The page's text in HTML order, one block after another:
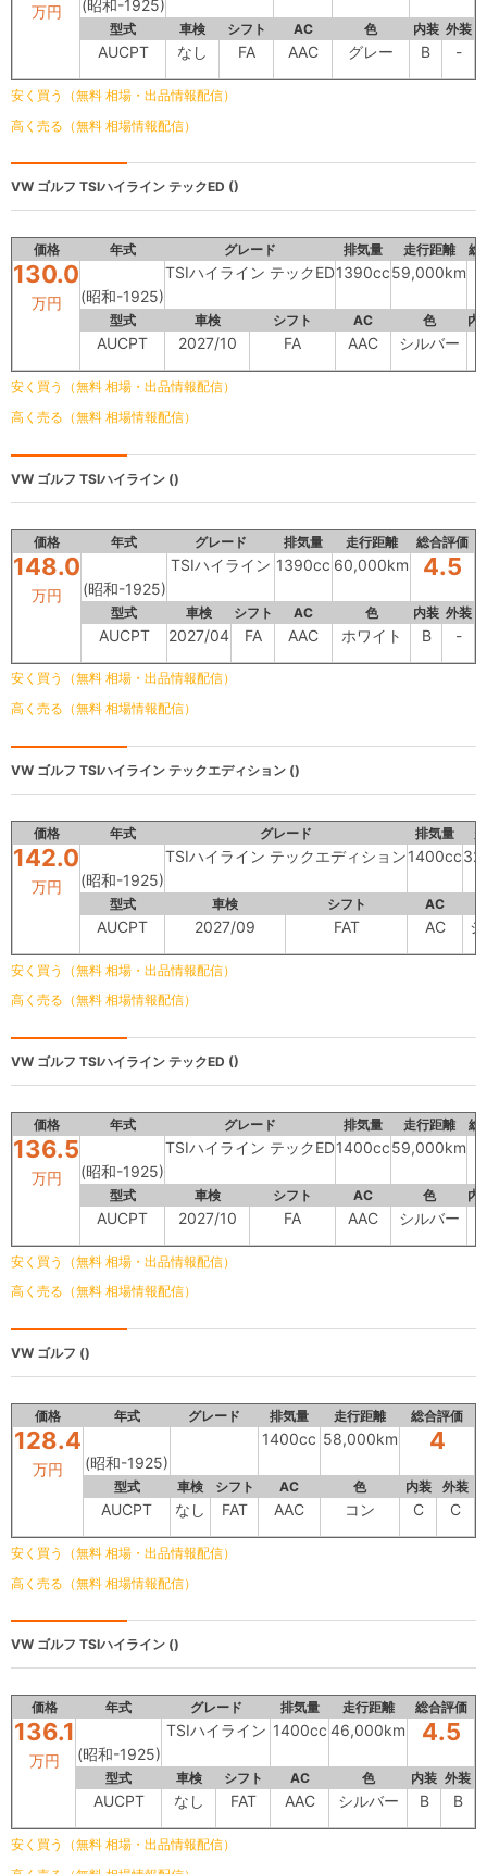
万円 (昭和-1925)
型式 車検 シフト AC 色 内装 外装
AUCPT なし FA AAC グレー B -
安く買う（無料 相場・出品情報配信）
高く売る（無料 相場情報配信）
VW ゴルフ TSIハイライン テックED ()
価格 年式 グレード 排気量 走行距離 総
130.0
万円 (昭和-1925)
TSIハイライン テックED1390cc59,000km
型式 車検 シフト AC 色 内
AUCPT 2027/10 FA AAC シルバー
安く買う（無料 相場・出品情報配信）
高く売る（無料 相場情報配信）
VW ゴルフ TSIハイライン ()
価格 年式 グレード 排気量 走行距離 総合評価
148.0
万円 (昭和-1925)
TSIハイライン 1390cc 60,000km 4.5
型式 車検 シフト AC 色 内装 外装
AUCPT 2027/04 FA AAC ホワイト B -
安く買う（無料 相場・出品情報配信）
高く売る（無料 相場情報配信）
VW ゴルフ TSIハイライン テックエディション ()
価格 年式 グレード 排気量
142.0
万円 (昭和-1925)
TSIハイライン テックエディション1400cc
型式 車検 シフト AC
AUCPT 2027/09 FAT AC
安く買う（無料 相場・出品情報配信）
高く売る（無料 相場情報配信）
VW ゴルフ TSIハイライン テックED ()
価格 年式 グレード 排気量 走行距離 総
136.5
万円 (昭和-1925)
TSIハイライン テックED1400cc59,000km
型式 車検 シフト AC 色 内
AUCPT 2027/10 FA AAC シルバー
安く買う（無料 相場・出品情報配信）
高く売る（無料 相場情報配信）
VW ゴルフ ()
価格 年式 グレード 排気量 走行距離 総合評価
128.4
万円 (昭和-1925)
1400cc 58,000km 4
型式 車検 シフト AC 色 内装 外装
AUCPT なし FAT AAC コン C C
安く買う（無料 相場・出品情報配信）
高く売る（無料 相場情報配信）
VW ゴルフ TSIハイライン ()
価格 年式 グレード 排気量 走行距離 総合評価
136.1
万円 (昭和-1925)
TSIハイライン 1400cc 46,000km 4.5
型式 車検 シフト AC 色 内装 外装
AUCPT なし FAT AAC シルバー B B
安く買う（無料 相場・出品情報配信）